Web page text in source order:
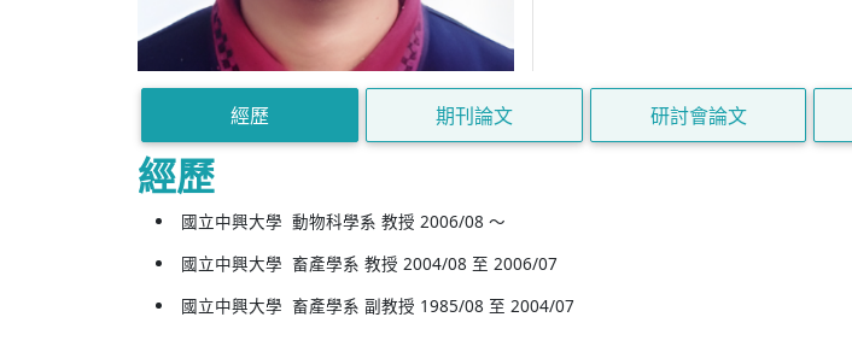
經歷 期刊論文 研討會論文
經歷
國立中興大學 動物科學系 教授 2006/08 ～
國立中興大學 畜產學系 教授 2004/08 至 2006/07
國立中興大學 畜產學系 副教授 1985/08 至 2004/07